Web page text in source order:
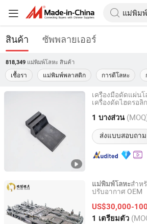
สินค้า ซัพพลายเออร์
818,349 แม่พิมพ์โลหะ สินค้า
เชื้อรา แม่พิมพ์พลาสติก การตีโลหะ
เครื่องมือดัดแผ่น
เครื่องดัดไฮดรอ
1 บางส่วน
ส่งแบบสอบถาม
Shinite Machinery Co., Ltd.
Anhui, China อัตราจาก
แม่พิมพ์โลหะสำห
ปรับอากาศ OEM
US$30,000-
1 เตรียมตัว
Foshan Ruibo Precision Mold Co., Ltd.
Guangdong, China อัตราจ